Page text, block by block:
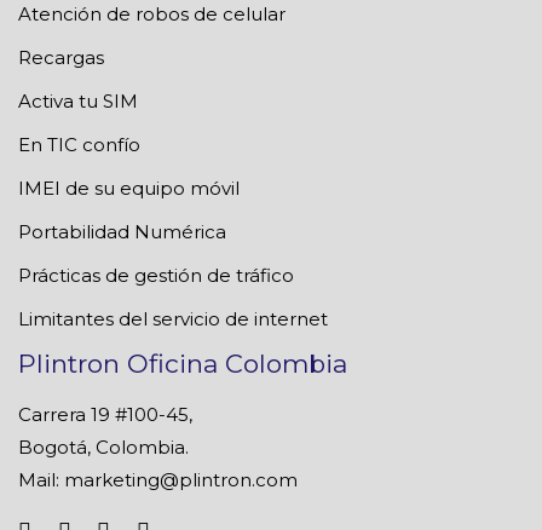
Atención de robos de celular
Recargas
Activa tu SIM
En TIC confío
IMEI de su equipo móvil
Portabilidad Numérica
Prácticas de gestión de tráfico
Limitantes del servicio de internet
Plintron Oficina Colombia
Carrera 19 #100-45,
Bogotá, Colombia.
Mail: marketing@plintron.com